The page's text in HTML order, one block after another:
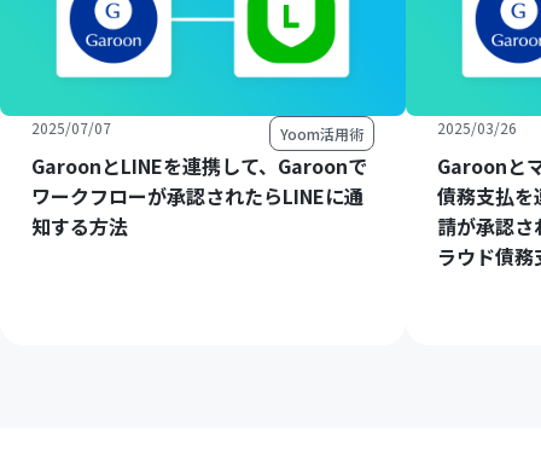
2025/07/07 Yoom活用術
GaroonとLINEを連携して、Garoonで
ワークフローが承認されたらLINEに通
知する方法
2025/03/26
Garoonと
債務支払
請が承認さ
ラウド債